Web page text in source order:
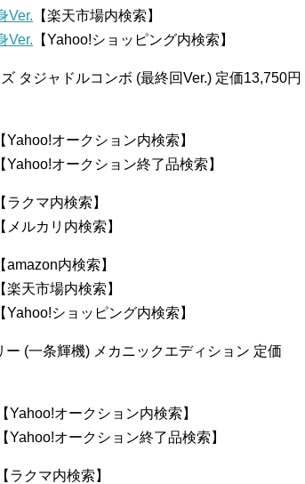
Ver. 【楽天市場内検索】
Ver. 【Yahoo!ショッピング内検索】
タジャドルコンボ (最終回Ver.) 定価13,750円
【Yahoo!オークション内検索】
【Yahoo!オークション終了品検索】
【ラクマ内検索】
【メルカリ内検索】
【amazon内検索】
【楽天市場内検索】
【Yahoo!ショッピング内検索】
(一条輝機) メカニックエディション 定価
【Yahoo!オークション内検索】
【Yahoo!オークション終了品検索】
【ラクマ内検索】